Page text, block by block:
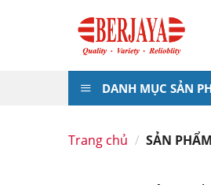
DANH MỤC SẢN
Trang chủ / SẢN